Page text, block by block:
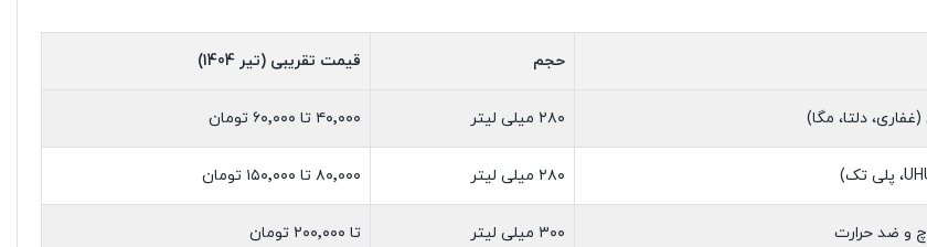
حجم قیمت تقریبی (تیر 1404)
دلتا، مگا) ۲۸۰ میلی لیتر ۴۰٬۰۰۰ تا ۶۰٬۰۰۰ تومان
۲۸۰ میلی لیتر ۸۰٬۰۰۰ تا ۱۵۰٬۰۰۰ تومان
و ضد حرارت ۳۰۰ میلی لیتر تا ۲۰۰٬۰۰۰ تومان